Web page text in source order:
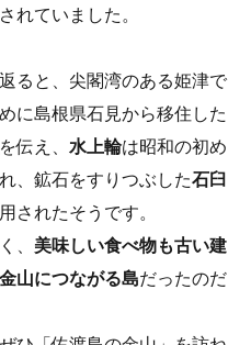
れていました。
ると、尖閣湾のある姫津で
に島根県石見から移住した
を伝え、 水上輪は昭和の初め
、鉱石をすりつぶした石臼
されたそうです。
、 美味しい食べ物も古い建
山につながる島だったのだ